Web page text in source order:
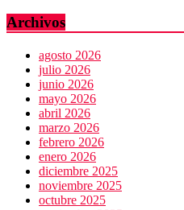
Archivos
agosto 2026
julio 2026
junio 2026
mayo 2026
abril 2026
marzo 2026
febrero 2026
enero 2026
diciembre 2025
noviembre 2025
octubre 2025